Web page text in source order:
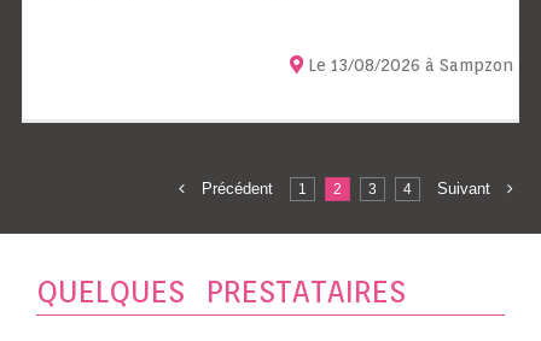
Le 13/08/2026 à Sampzon
Précédent 1 2 3 4 Suivant
QUELQUES PRESTATAIRES